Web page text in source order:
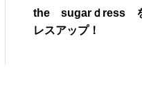
the sugarｄress を
レスアップ！